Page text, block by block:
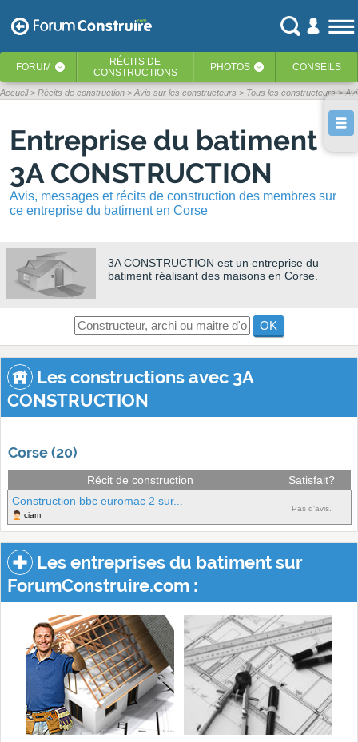
FORUM ‹ RÉCITS DE
CONSTRUCTIONS
PHOTOS ‹ CONSEILS
Accueil Récits de construction Avis sur les constructeurs Tous les constructeurs
Entreprise du batiment
3A CONSTRUCTION
Avis, messages et récits de construction des membres sur
ce entreprise du batiment en Corse
3A CONSTRUCTION est un entreprise du
batiment réalisant des maisons en Corse.
OK
Les constructions avec 3A
CONSTRUCTION
Corse (20)
Récit de construction
Satisfait?
Construction bbc euromac 2 sur...
ciam
Pas d'avis.
Les entreprises du batiment sur
ForumConstruire.com :